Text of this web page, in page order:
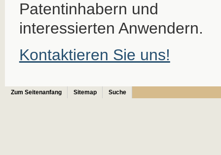
Patentinhabern und
interessierten Anwendern.
Kontaktieren Sie uns!
Zum Seitenanfang Sitemap Suche